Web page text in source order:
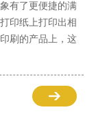
有了更便捷的满
印纸上打印出相
刷的产品上，这